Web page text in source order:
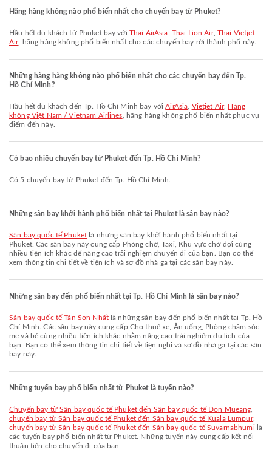
Hãng hàng không nào phổ biến nhất cho chuyến bay từ Phuket?
Hầu hết du khách từ Phuket bay với Thai AirAsia Thai Lion Air, Thai Vietjet
Air, hãng hàng không phổ biến nhất cho các chuyến bay rời thành phố này.
Những hãng hàng không nào phổ biến nhất cho các chuyến bay đến Tp.
Hồ Chí Minh?
Hầu hết du khách đến Tp. Hồ Chí Minh bay vớiAirAsia Vietjet Air, Hàng
không Việt Nam / Vietnam Airlines , hãng hàng không phổ biến nhất phục vụ
điểm đến này.
Có bao nhiêu chuyến bay từ Phuket đến Tp. Hồ Chí Minh?
Có 5 chuyến bay từ Phuket đến Tp. Hồ Chí Minh.
Những sân bay khởi hành phổ biến nhất tại Phuket là sân bay nào?
Sân bay quốc tế Phuket là những sân bay khởi hành phổ biến nhất tại
Phuket. Các sân bay này cung cấp Phòng chờ, Taxi, Khu vực chờ đợi cùng
nhiều tiện ích khác để nâng cao trải nghiệm chuyến đi của bạn. Bạn có thể
xem thông tin chi tiết về tiện ích và sơ đồ nhà ga tại các sân bay này.
Những sân bay đến phổ biến nhất tại Tp. Hồ Chí Minh là sân bay nào?
Sân bay quốc tế Tân Sơn Nhấtlà những sân bay đến phổ biến nhất tại Tp. Hồ
Chí Minh. Các sân bay này cung cấp Cho thuê xe, Ăn uống, Phòng chăm sóc
mẹ và bé cùng nhiều tiện ích khác nhằm nâng cao trải nghiệm du lịch của
bạn. Bạn có thể xem thông tin chi tiết về tiện nghi và sơ đồ nhà ga tại các sân
bay này.
Những tuyến bay phổ biến nhất từ Phuket là tuyến nào?
chuyến bay từ Sân bay quốc tế Phuket đến Sân bay quốc tế Don Mueang
chuyến bay từ Sân bay quốc tế Phuket đến Sân bay quốc tế Kuala Lumpur,
chuyến bay từ Sân bay quốc tế Phuket đến Sân bay quốc tế Suvarnabhumi là
các tuyến bay phổ biến nhất từ Phuket. Những tuyến này cung cấp kết nối
thuận tiện cho chuyến đi của bạn.